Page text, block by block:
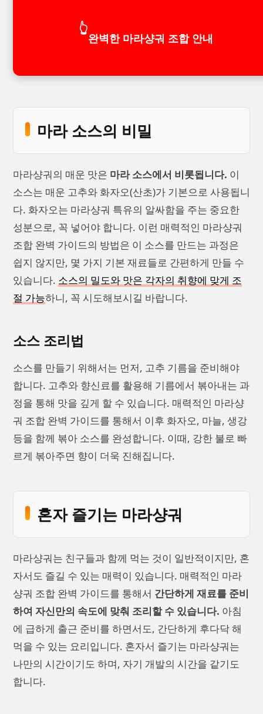
👆
완벽한 마라샹궈 조합 안내
마라 소스의 비밀
마라샹궈의 매운 맛은 마라 소스에서 비롯됩니다. 이
소스는 매운 고추와 화자오(산초)가 기본으로 사용됩니
다. 화자오는 마라샹궈 특유의 알싸함을 주는 중요한
성분으로, 꼭 넣어야 합니다. 이런 매력적인 마라샹궈
조합 완벽 가이드의 방법은 이 소스를 만드는 과정은
쉽지 않지만, 몇 가지 기본 재료들로 간편하게 만들 수
있습니다. 소스의 밀도와 맛은 각자의 취향에 맞게 조
절 가능하니, 꼭 시도해보시길 바랍니다.
소스 조리법
소스를 만들기 위해서는 먼저, 고추 기름을 준비해야
합니다. 고추와 향신료를 활용해 기름에서 볶아내는 과
정을 통해 맛을 깊게 할 수 있습니다. 매력적인 마라샹
궈 조합 완벽 가이드를 통해서 이후 화자오, 마늘, 생강
등을 함께 볶아 소스를 완성합니다. 이때, 강한 불로 빠
르게 볶아주면 향이 더욱 진해집니다.
혼자 즐기는 마라샹궈
마라샹궈는 친구들과 함께 먹는 것이 일반적이지만, 혼
자서도 즐길 수 있는 매력이 있습니다. 매력적인 마라
샹궈 조합 완벽 가이드를 통해서 간단하게 재료를 준비
하여 자신만의 속도에 맞춰 조리할 수 있습니다. 아침
에 급하게 출근 준비를 하면서도, 간단하게 후다닥 해
먹을 수 있는 요리입니다. 혼자서 즐기는 마라샹궈는
나만의 시간이기도 하며, 자기 개발의 시간을 같기도
합니다.